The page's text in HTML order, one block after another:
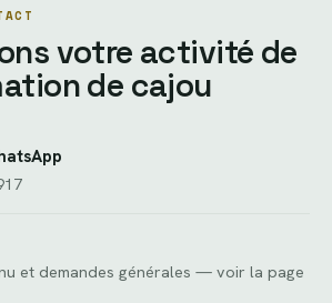
votre activité de
de cajou
et demandes générales — voir la page